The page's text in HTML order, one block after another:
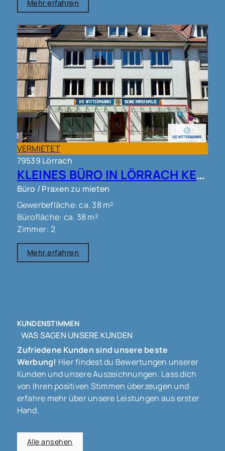
Mehr erfahren
VERMIETET
79539 Lörrach
KLEINES BÜRO IN LÖRRACH KERNSTADT !!!
Büro / Praxen zu mieten
Gewerbefläche: ca. 38 m²
Bürofläche: ca. 38 m²
Zimmer: 2
Mehr erfahren
KUNDENSTIMMEN
WAS SAGEN UNSERE KUNDEN
Zufriedene Kunden sind unsere beste
Werbung! Hier findest du Bewertungen unserer
Kunden und unsere Auszeichnungen. Lass dich
von Ihren positiven Stimmen überzeugen und
erfahre mehr über unsere Leistungen aus erster
Hand.
Alle ansehen